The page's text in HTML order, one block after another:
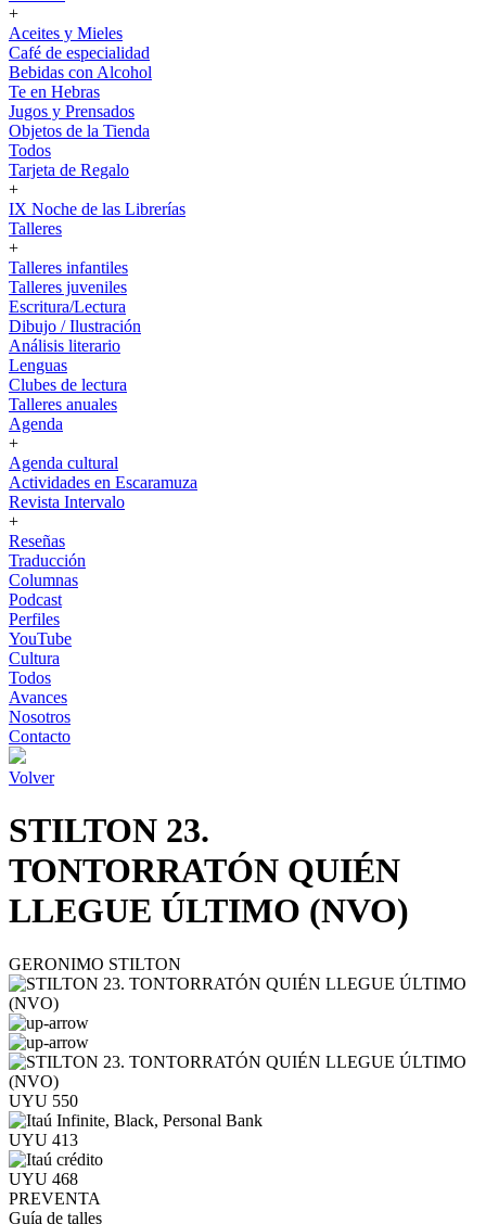
+
Aceites y Mieles
Café de especialidad
Bebidas con Alcohol
Te en Hebras
Jugos y Prensados
Objetos de la Tienda
Todos
Tarjeta de Regalo
+
IX Noche de las Librerías
Talleres
+
Talleres infantiles
Talleres juveniles
Escritura/Lectura
Dibujo / Ilustración
Análisis literario
Lenguas
Clubes de lectura
Talleres anuales
Agenda
+
Agenda cultural
Actividades en Escaramuza
Revista Intervalo
+
Reseñas
Traducción
Columnas
Podcast
Perfiles
YouTube
Cultura
Todos
Avances
Nosotros
Contacto
Volver
STILTON 23.
TONTORRATÓN QUIÉN
LLEGUE ÚLTIMO (NVO)
GERONIMO STILTON
UYU 550
UYU 413
UYU 468
PREVENTA
Guía de talles